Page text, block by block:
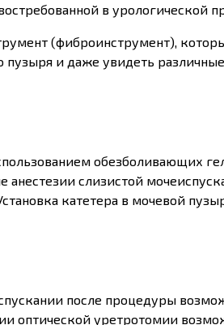
в урологической
(фиброинструмент),
пузыря и даже увидеть
обезболивающих
слизистой
катетера в мочевой
после процедуры
оптической уретротомии